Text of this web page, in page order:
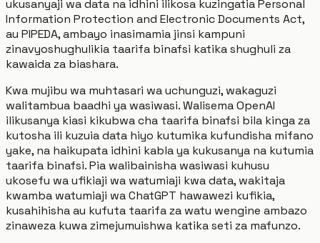
ukusanyaji wa data na idhini ilikosa kuzingatia Personal
Information Protection and Electronic Documents Act,
au PIPEDA, ambayo inasimamia jinsi kampuni
zinavyoshughulikia taarifa binafsi katika shughuli za
kawaida za biashara.
Kwa mujibu wa muhtasari wa uchunguzi, wakaguzi
walitambua baadhi ya wasiwasi. Walisema OpenAI
ilikusanya kiasi kikubwa cha taarifa binafsi bila kinga za
kutosha ili kuzuia data hiyo kutumika kufundisha mifano
yake, na haikupata idhini kabla ya kukusanya na kutumia
taarifa binafsi. Pia walibainisha wasiwasi kuhusu
ukosefu wa ufikiaji wa watumiaji kwa data, wakitaja
kwamba watumiaji wa ChatGPT hawawezi kufikia,
kusahihisha au kufuta taarifa za watu wengine ambazo
zinaweza kuwa zimejumuishwa katika seti za mafunzo.